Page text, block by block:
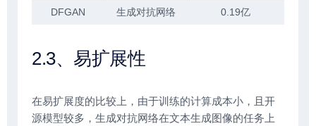
DFGAN 生成对抗网络 0.19亿
2.3、易扩展性
在易扩展度的比较上，由于训练的计算成本小，且开
源模型较多，生成对抗网络在文本生成图像的任务上